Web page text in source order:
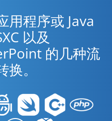
用程序或 Java
以及
的几种流
。